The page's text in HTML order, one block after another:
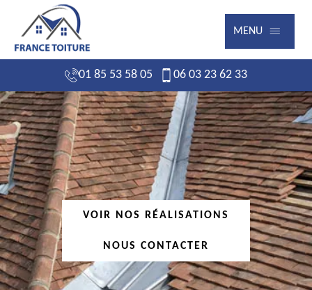
MENU
01 85 53 58 05 06 03 23 62 33
VOIR NOS RÉALISATIONS
NOUS CONTACTER